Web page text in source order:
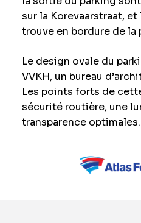
sur la Korevaarstraat,
trouve en bordure de la
Le design ovale du
VVKH, un bureau
Les points forts de
sécurité routière, une
transparence optimales.